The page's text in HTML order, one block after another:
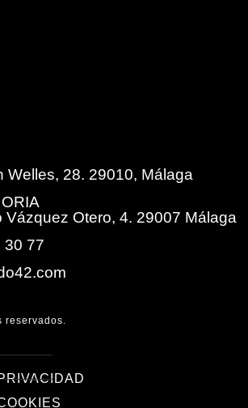
Welles, 28. 29010, Málaga
Vázquez Otero, 4. 29007 Málaga
30 77
reservados.